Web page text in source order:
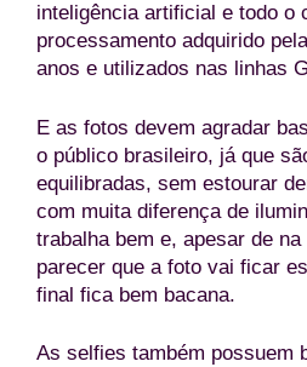
inteligência artificial e todo o
processamento adquirido
anos e utilizados nas linhas
E as fotos devem agradar
o público brasileiro, já que
equilibradas, sem estourar
com muita diferença de
trabalha bem e, apesar de
parecer que a foto vai ficar
final fica bem bacana.
As selfies também possuem